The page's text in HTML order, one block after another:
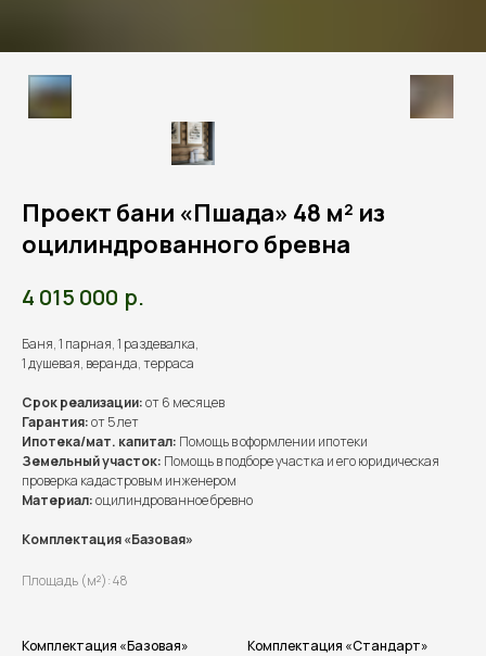
Проект бани «Пшада» 48 м² из
оцилиндрованного бревна
4 015 000 р.
Баня, 1 парная, 1 раздевалка,
1 душевая, веранда, терраса
Срок реализации:от 6 месяцев
Гарантия:от 5 лет
Ипотека/мат. капитал: Помощь в оформлении ипотеки
Земельный участок: Помощь в подборе участка и его юридическая
проверка кадастровым инженером
Материал:оцилиндрованное бревно
Комплектация «Базовая»
Площадь (м²): 48
Комплектация «Базовая» Комплектация «Стандарт»